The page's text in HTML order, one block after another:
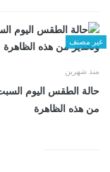
غير مصنف
منذ شهرين
من هذه الظاهرة